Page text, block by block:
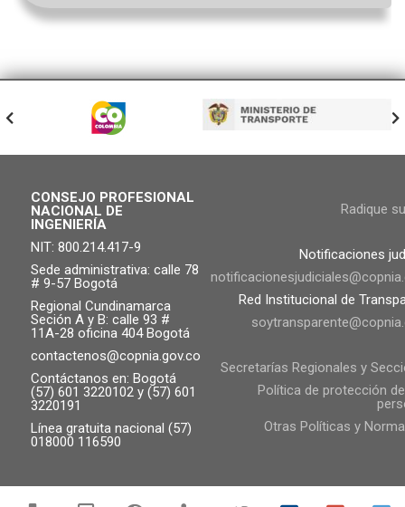
CONSEJO PROFESIONAL
NACIONAL DE
INGENIERÍA
NIT: 800.214.417-9
Sede administrativa: calle 78
# 9-57 Bogotá
Regional Cundinamarca
Seción A y B: calle 93 #
11A-28 oficina 404 Bogotá
contactenos@copnia.gov.co
Contáctanos en: Bogotá
(57) 601 3220102 y (57) 601
3220191
Línea gratuita nacional (57)
018000 116590
Radique
Notificaciones
Red Institucional de
Secretarías Regionales y
Política de protección
Otras Políticas y